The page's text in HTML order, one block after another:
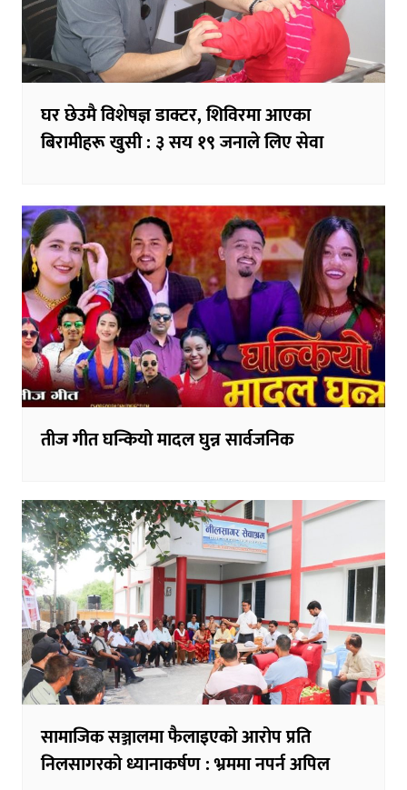
घर छेउमै विशेषज्ञ डाक्टर, शिविरमा आएका
बिरामीहरू खुसी : ३ सय १९ जनाले लिए सेवा
तीज गीत घन्कियो मादल घुन्न सार्वजनिक
सामाजिक सञ्जालमा फैलाइएको आरोप प्रति
निलसागरको ध्यानाकर्षण : भ्रममा नपर्न अपिल